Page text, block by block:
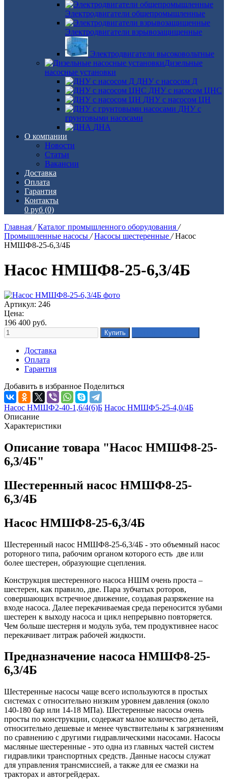
Электродвигатели общепромышленные
Электродвигатели взрывозащищенные
Электродвигатели высоковольтные
Дизельные
насосные установки
ДНУ с насосом Д
ДНУ с насосом ЦНС
ДНУ с насосом ЦН
ДНУ с
грунтовыми насосами
ДНА
О компании
Новости
Статьи
Вакансии
Доставка
Оплата
Гарантия
Контакты
0 руб (0)
Главная / Каталог промышленного оборудования /
Промышленные насосы / Насосы шестеренные / Насос
НМШФ8-25-6,3/4Б
Насос НМШФ8-25-6,3/4Б
Артикул: 246
Цена:
196 400 руб.
Доставка
Оплата
Гарантия
Добавить в избранное Поделиться
Насос НМШФ2-40-1,6/4(6)Б Насос НМШФ5-25-4,0/4Б
Описание
Характеристики
Описание товара "Насос НМШФ8-25-
6,3/4Б"
Шестеренный насос НМШФ8-25-
6,3/4Б
Насос НМШФ8-25-6,3/4Б
Шестеренный насос НМШФ8-25-6,3/4Б - это объемный насос
роторного типа, рабочим органом которого есть две или
более шестерен, образующие сцепления.
Конструкция шестеренного насоса НШМ очень проста –
шестерен, как правило, две. Пара зубчатых роторов,
совершающих встречное движение, создавая разряжение на
входе насоса. Далее перекачиваемая среда переносится зубами
шестерен к выходу насоса и цикл непрерывно повторяется.
Чем больше шестерня и модуль зуба, тем продуктивнее насос
перекачивает литраж рабочей жидкости.
Предназначение насоса НМШФ8-25-
6,3/4Б
Шестеренные насосы чаще всего используются в простых
системах с относительно низким уровнем давления (около
140-180 бар или 14-18 МПа). Шестеренные насосы очень
просты по конструкции, содержат малое количество деталей,
относительно дешевые и менее чувствительны к загрязнениям
по сравнению с другими гидравлическими насосами. Насосы
масляные шестеренные - это одна из главных частей систем
гидравлики транспортных средств. Данные насосы служат
для управления трансмиссией, а также для ее смазки на
тракторах и автогрейдерах.